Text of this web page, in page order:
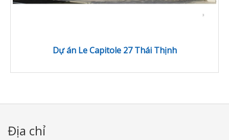
Dự án Le Capitole 27 Thái Thịnh
Địa chỉ